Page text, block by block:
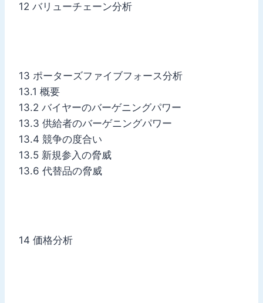
12 バリューチェーン分析
13 ポーターズファイブフォース分析
13.1 概要
13.2 バイヤーのバーゲニングパワー
13.3 供給者のバーゲニングパワー
13.4 競争の度合い
13.5 新規参入の脅威
13.6 代替品の脅威
14 価格分析